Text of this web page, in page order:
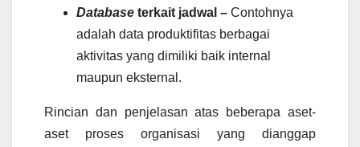
Database terkait jadwal – Contohnya
adalah data produktifitas berbagai
aktivitas yang dimiliki baik internal
maupun eksternal.
Rincian dan penjelasan atas beberapa aset-
aset proses organisasi yang dianggap